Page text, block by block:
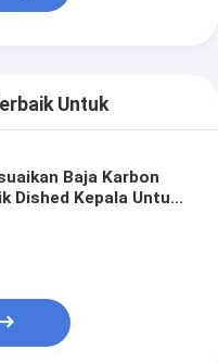
Untuk
Baja Karbon
Dished Kepala Untuk